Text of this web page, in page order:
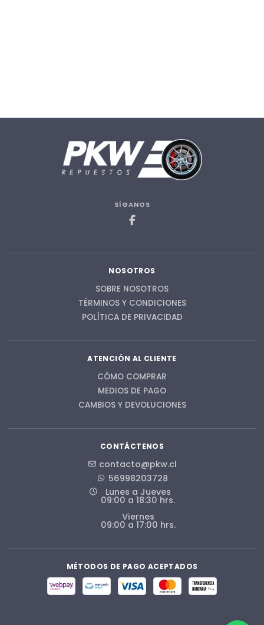
SÍGANOS
NOSOTROS
SOBRE NOSOTROS
TÉRMINOS Y CONDICIONES
POLÍTICA DE PRIVACIDAD
ATENCIÓN AL CLIENTE
CÓMO COMPRAR
MEDIOS DE PAGO
CAMBIOS Y DEVOLUCIONES
CONTÁCTENOS
contacto@pkw.cl
56998203728
Lunes a Jueves
09:00 a 18:30 hrs.
Viernes
09:00 a 17:00 hrs.
MÉTODOS DE PAGO ACEPTADOS